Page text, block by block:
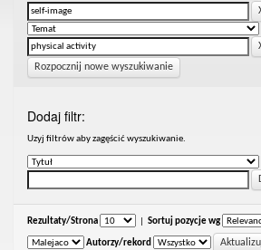
Rozpocznij nowe wyszukiwanie
Dodaj filtr:
Uzyj filtrów aby zagęścić wyszukiwanie.
Rezultaty/Strona Sortuj pozycje wg
Autorzy/rekord